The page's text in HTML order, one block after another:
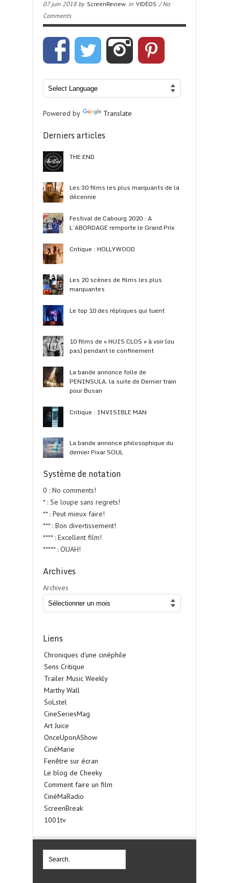
07 juin 2018 by ScreenReview in VIDÉOS / No
Comments
Powered by Translate
Derniers articles
THE END
Les 30 films les plus marquants de la
décennie
Festival de Cabourg 2020 : A
L’ABORDAGE remporte le Grand Prix
Critique : HOLLYWOOD
Les 20 scènes de films les plus
marquantes
Le top 10 des répliques qui tuent
10 films de « HUIS CLOS » à voir (ou
pas) pendant le confinement
La bande annonce folle de
PENINSULA, la suite de Dernier train
pour Busan
Critique : INVISIBLE MAN
La bande annonce philosophique du
dernier Pixar SOUL
Système de notation
0 : No comments!
* : Se loupe sans regrets!
** : Peut mieux faire!
*** : Bon divertissement!
**** : Excellent film!
***** : OUAH!
Archives
Archives
Liens
Chroniques d'une cinéphile
Sens Critique
Trailer Music Weekly
Marthy Wall
SoLstel
CineSeriesMag
Art Juice
OnceUponAShow
CinéMarie
Fenêtre sur écran
Le blog de Cheeky
Comment faire un film
CinéMaRadio
ScreenBreak
1001tv